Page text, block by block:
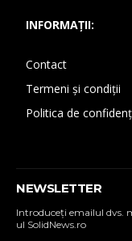
INFORMAȚII:
Contact
Termeni și condiții
Politica de
NEWSLETTER
Introduceţi emailul dvs.
ul SolidNews.ro